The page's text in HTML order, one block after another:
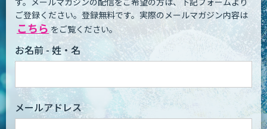
ご登録ください。登録無料です。 実際のメールマガジン内容は
こちら をご覧ください。
お名前 - 姓・名
メールアドレス